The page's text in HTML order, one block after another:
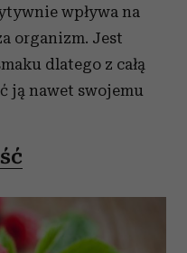
wpływa na
organizm. Jest
dlatego z całą
ją nawet swojemu